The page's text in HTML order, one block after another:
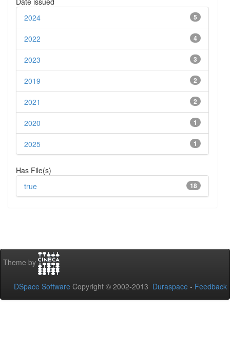
5
2024
4
2022
3
2023
2
2019
2
2021
1
2020
1
2025
Has File(s)
18
true
Theme by
DSpace Software Copyright © 2002-2013 Duraspace - Feedback